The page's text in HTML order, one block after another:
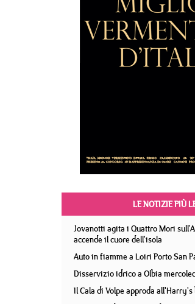
LE NOTIZIE PIÙ
Jovanotti agita i Quattro Mori
accende il cuore dell'isola
Auto in fiamme a Loiri Porto San
Disservizio idrico a Olbia
Il Cala di Volpe approda